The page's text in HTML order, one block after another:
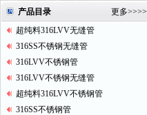
产品目录 更多>>>>
超纯料316LVV无缝管
316SS不锈钢无缝管
316LVV不锈钢管
316LVV不锈钢无缝管
超纯料316LVV不锈钢管
316SS不锈钢管